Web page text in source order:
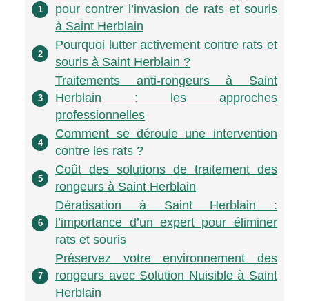
1
pour contrer l’invasion de rats et souris
à Saint Herblain
2
Pourquoi lutter activement contre rats et
souris à Saint Herblain ?
3
Traitements anti-rongeurs à Saint
Herblain : les approches
professionnelles
4
Comment se déroule une intervention
contre les rats ?
5
Coût des solutions de traitement des
rongeurs à Saint Herblain
6
Dératisation à Saint Herblain :
l’importance d’un expert pour éliminer
rats et souris
7
Préservez votre environnement des
rongeurs avec Solution Nuisible à Saint
Herblain